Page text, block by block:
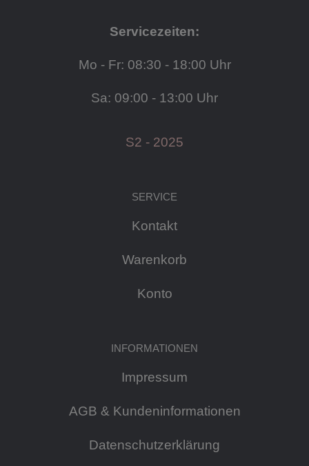
Servicezeiten:
Mo - Fr: 08:30 - 18:00 Uhr
Sa: 09:00 - 13:00 Uhr
S2 - 2025
SERVICE
Kontakt
Warenkorb
Konto
INFORMATIONEN
Impressum
AGB & Kundeninformationen
Datenschutzerklärung